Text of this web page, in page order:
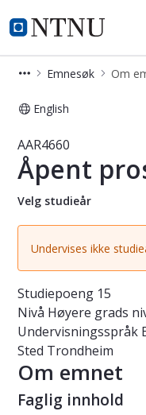
NTNU Hjemmeside
Studier
Emnesøk Om
English
Emne - Åpent
AAR4660
Åpent
Velg studieår
Undervises ikke
Studiepoeng 15
Nivå Høyere grads
Undervisningsspråk
Sted Trondheim
Om emnet
Faglig innhold